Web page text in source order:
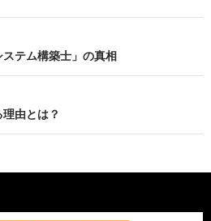
テム構築士」の真相
由とは？